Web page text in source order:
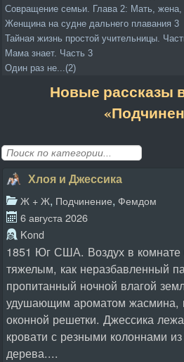
Совращение семьи. Глава 2: Мать, жена,
Женщина на судне дальнего плавания 3
Тайная жизнь простой учительницы.
Мама знает. Часть 3
Один раз не...(2)
Новые рассказы
Хлоя и Джессика
Ж + Ж, Подчинение, Фемдом
6 августа 2026
Kond
1851 Юг США. Воздух в комнате
тяжелым, как неразбавленный
пропитанный ночной влагой
удушающим ароматом жасмина,
оконной решетки. Джессика
кровати с резными колоннами
дерева....